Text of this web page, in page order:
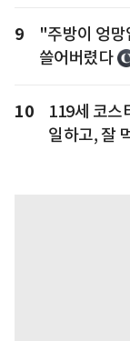
9
"주방이 엉
쓸어버렸다
10
119세 코
일하고, 잘